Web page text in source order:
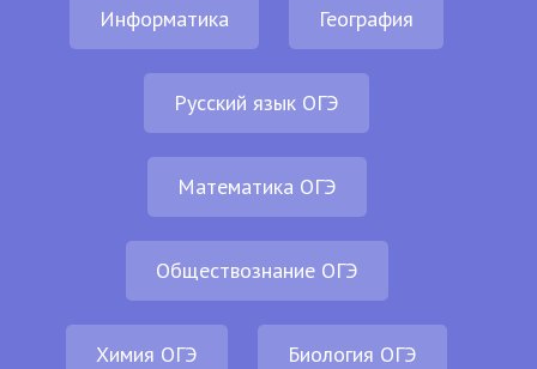
Информатика География
Русский язык ОГЭ
Математика ОГЭ
Обществознание ОГЭ
Химия ОГЭ Биология ОГЭ